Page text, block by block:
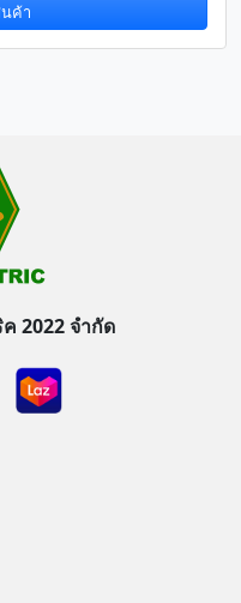
ค้า
2022 จำกัด